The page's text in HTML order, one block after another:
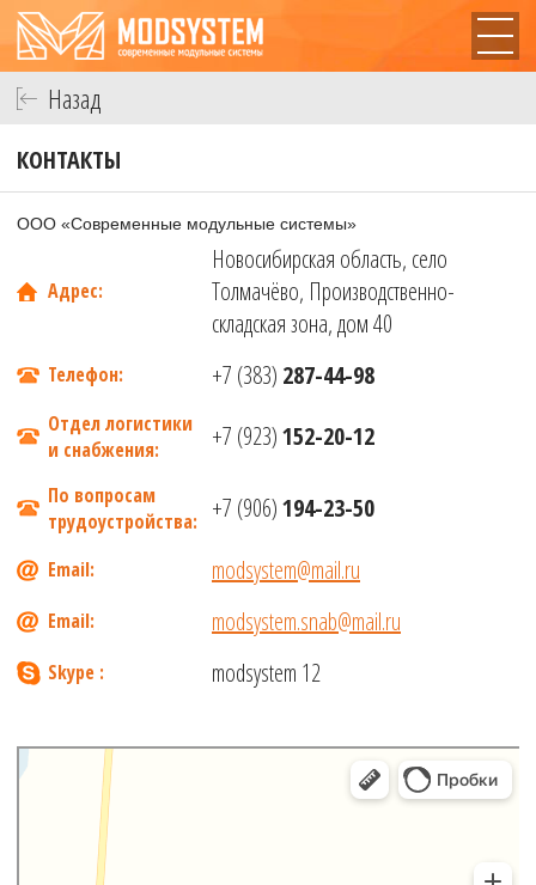
Назад
КОНТАКТЫ
ООО «Современные модульные системы»
Адрес:
Новосибирская область, село
Толмачёво, Производственно-
складская зона, дом 40
Телефон: +7 (383) 287-44-98
Отдел логистики
и снабжения:
+7 (923)152-20-12
По вопросам
трудоустройства:
+7 (906)194-23-50
Email: modsystem@mail.ru
Email: modsystem.snab@mail.ru
Skype : modsystem 12
Современные модульные системы
Металлоконструкции в Новосибирской области
Металлоизделия в Новосибирской области